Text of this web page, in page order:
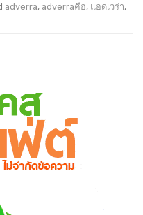
adverra, adverraคือ, แอดเวร่า,